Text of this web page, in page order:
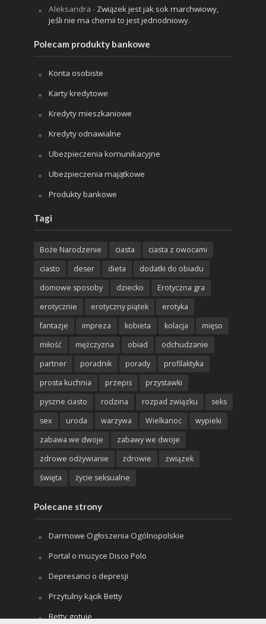
Aleksandra - Związek jest jak sok marchwiowy,
jeśli nie ma chemii to jest jednodniowy.
Polecam produkty bankowe
Konta osobiste
Karty kredytowe
Kredyty mieszkaniowe
Kredyty odnawialne
Ubezpieczenia komunikacyjne
Ubezpieczenia majątkowe
Produkty bankowe
Tagi
Boże Narodzenie ciasta
ciasta z owocami
ciasto
deser dieta
dodatki do obiadu
domowe sposoby
dziecko
Erotyczna gra
erotycznie
erotyczny piątek
erotyka
fantazje
impreza kobieta kolacja
mięso
miłość
mężczyzna obiad
odchudzanie
partner
poradnik porady
profilaktyka
prosta kuchnia
przepis
przystawki
pyszne ciasto
rodzina rozpad związku
seks
sex
uroda warzywa Wielkanoc
wypieki
zabawa we dwoje
zabawy we dwoje
zdrowe odżywianie
zdrowie
związek
święta
życie seksualne
Polecane strony
Darmowe Ogłoszenia Ogólnopolskie
Portal o muzyce Disco Polo
Depresanci o depresji
Przytulny kącik Betty
Betty gotuje